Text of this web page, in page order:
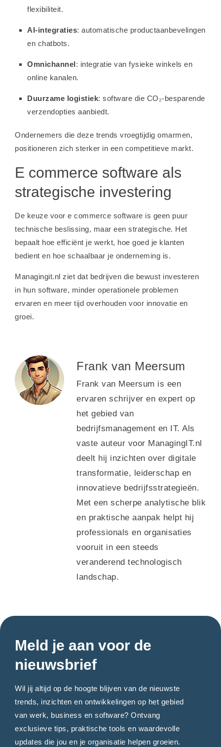
flexibiliteit.
AI-integraties: automatische productaanbevelingen
en chatbots.
Omnichannel: integratie van fysieke winkels en
online kanalen.
Duurzame logistiek: software die CO₂-besparende
verzendopties aanbiedt.
Ondernemers die deze trends vroegtijdig omarmen,
positioneren zich sterker in een competitieve markt.
E commerce software als
strategische investering
De keuze voor e commerce software is geen puur
technische beslissing, maar een strategische. Het
bepaalt hoe efficiënt je werkt, hoe goed je klanten
bedient en hoe schaalbaar je onderneming is.
Managingit.nl ziet dat bedrijven die bewust investeren
in hun software, minder operationele problemen
ervaren en meer tijd overhouden voor innovatie en
groei.
Frank van Meersum
Frank van Meersum is een
ervaren schrijver en expert op
het gebied van
bedrijfsmanagement en IT. Als
vaste auteur voor ManagingIT.nl
deelt hij inzichten over digitale
transformatie, leiderschap en
innovatieve bedrijfsstrategieën.
Met een scherpe analytische blik
en praktische aanpak helpt hij
professionals en organisaties
vooruit in een steeds
veranderend technologisch
landschap.
Meld je aan voor de
nieuwsbrief
Wil jij altijd op de hoogte blijven van de nieuwste
trends, inzichten en ontwikkelingen op het gebied
van werk, business en software? Ontvang
exclusieve tips, praktische tools en waardevolle
updates die jou en je organisatie helpen groeien.